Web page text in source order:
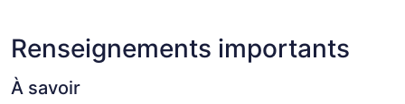
Renseignements importants
À savoir